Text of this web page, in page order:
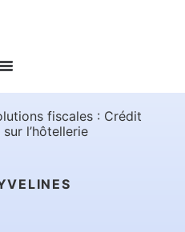
fiscales : Crédit
l’hôtellerie